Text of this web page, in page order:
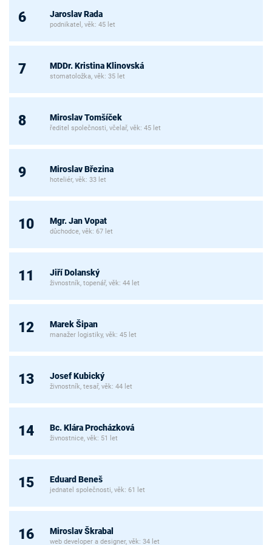
6 Jaroslav Rada
podnikatel, věk: 45 let
7 MDDr. Kristina Klinovská
stomatoložka, věk: 35 let
8 Miroslav Tomšíček
ředitel společnosti, včelař, věk: 45 let
9 Miroslav Březina
hoteliér, věk: 33 let
10 Mgr. Jan Vopat
důchodce, věk: 67 let
11 Jiří Dolanský
živnostník, topenář, věk: 44 let
12 Marek Šipan
manažer logistiky, věk: 45 let
13 Josef Kubický
živnostník, tesař, věk: 44 let
14 Bc. Klára Procházková
živnostnice, věk: 51 let
15 Eduard Beneš
jednatel společnosti, věk: 61 let
16 Miroslav Škrabal
web developer a designer, věk: 34 let